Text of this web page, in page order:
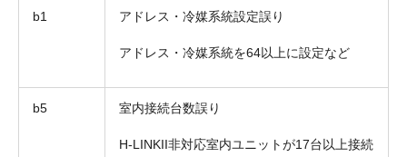
b1 アドレス・冷媒系統設定誤り
アドレス・冷媒系統を64以上に設定など
b5 室内接続台数誤り
H-LINKII非対応室内ユニットが17台以上接続